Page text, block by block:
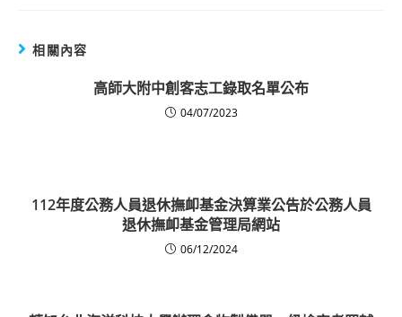
相關內容
高師大附中創客志工錄取名單公布
04/07/2023
112年度公務人員退休撫卹基金決算業公告於公務人員
退休撫卹基金管理局網站
06/12/2024